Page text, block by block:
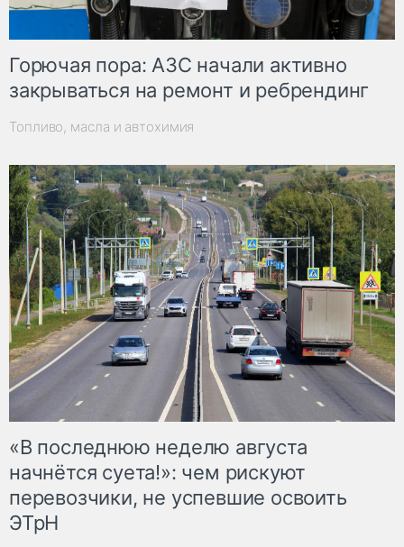
Горючая пора: АЗС начали активно
закрываться на ремонт и ребрендинг
Топливо, масла и автохимия
«В последнюю неделю августа
начнётся суета!»: чем рискуют
перевозчики, не успевшие освоить
ЭТрН